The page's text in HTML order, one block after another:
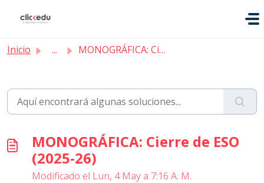
Inicio ... MONOGRÁFICA: Cierre de ESO (2025-26)
MONOGRÁFICA: Cierre de ESO
(2025-26)
Modificado el Lun, 4 May a 7:16 A. M.